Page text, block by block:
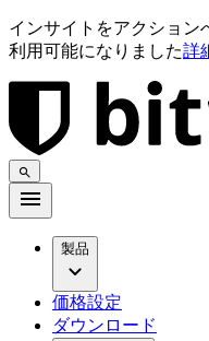
インサイトをアクション
利用可能になりました詳
製品
価格設定
ダウンロード